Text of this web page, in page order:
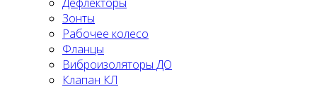
Зонты
Рабочее колесо
Фланцы
Виброизоляторы ДО
Клапан КЛ